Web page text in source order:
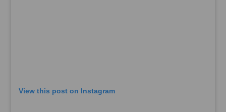
View this post on Instagram